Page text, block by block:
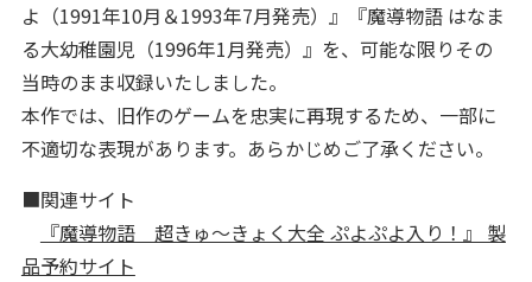
よ（1991年10月＆1993年7月発売）』『魔導物語 はなま
る大幼稚園児（1996年1月発売）』を、可能な限りその
当時のまま収録いたしました。
本作では、旧作のゲームを忠実に再現するため、一部に
不適切な表現があります。あらかじめご了承ください。
■関連サイト
『魔導物語 超きゅ～きょく大全 ぷよぷよ入り！』 製
品予約サイト